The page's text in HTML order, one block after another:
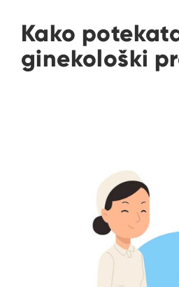
Kako
ginekološki